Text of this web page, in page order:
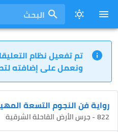
البحث
تم تفعيل نظام
ونعمل على إضافته
رواية فن النجوم التسعة
822 - جرس الأرض القاحلة الشرقية